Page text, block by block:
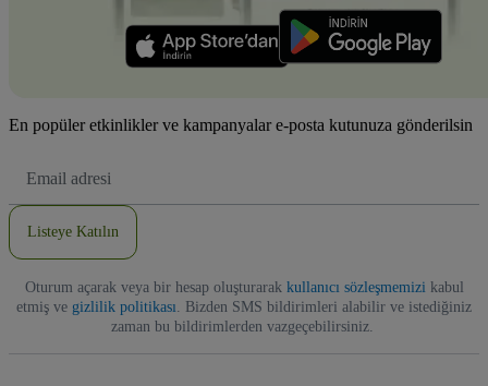
En popüler etkinlikler ve kampanyalar e-posta kutunuza gönderilsin
posta
Listeye Katılın
Oturum açarak veya bir hesap oluşturarak kullanıcı sözleşmemizikabul
etmiş ve gizlilik politikası. Bizden SMS bildirimleri alabilir ve istediğiniz
zaman bu bildirimlerden vazgeçebilirsiniz.